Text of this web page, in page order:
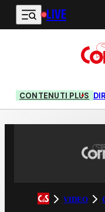
Vai al contenuto principale
LIVE
CONTENUTI PLUS
VIDEO